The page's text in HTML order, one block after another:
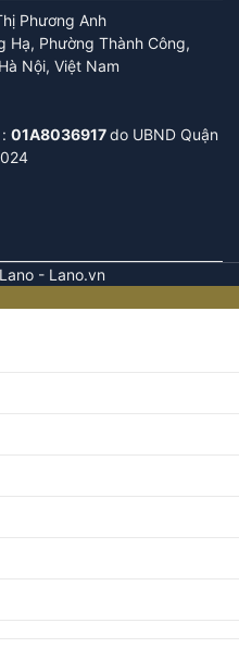
Phương Anh
Hạ, Phường Thành Công,
Nội, Việt Nam
01A8036917do UBND Quận
- Lano.vn